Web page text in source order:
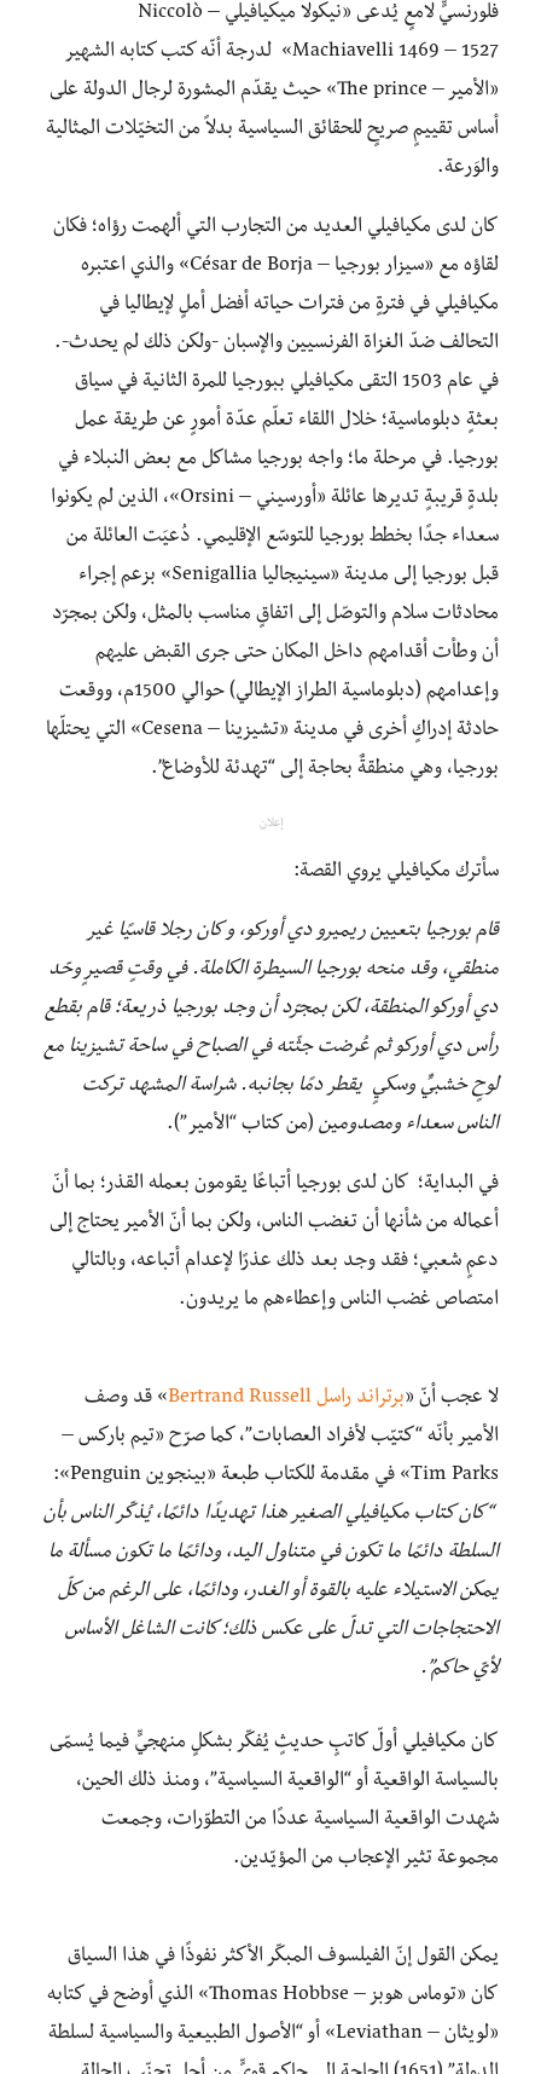
فلورنسيٍّ لامعٍ يُدعى «نيكولا ميكيافيلي – Niccolò
Machiavelli 1469 – 1527» لدرجة أنّه كتب كتابه الشهير
«الأمير – The prince» حيث يقدّم المشورة لرجال الدولة على
أساس تقييمٍ صريحٍ للحقائق السياسية بدلاً من التخيّلات المثالية
والوَرعة.
كان لدى مكيافيلي العديد من التجارب التي ألهمت رؤاه؛ فكان
لقاؤه مع «سيزار بورجيا – César de Borja» والذي اعتبره
مكيافيلي في فترةٍ من فترات حياته أفضل أملٍ لإيطاليا في
التحالف ضدّ الغزاة الفرنسيين والإسبان -ولكن ذلك لم يحدث-.
في عام 1503 التقى مكيافيلي ببورجيا للمرة الثانية في سياق
بعثةٍ دبلوماسية؛ خلال اللقاء تعلّم عدّة أمورٍ عن طريقة عمل
بورجيا. في مرحلة ما؛ واجه بورجيا مشاكل مع بعض النبلاء في
بلدةٍ قريبةٍ تديرها عائلة «أورسيني – Orsini»، الذين لم يكونوا
سعداء جدًا بخطط بورجيا للتوسّع الإقليمي. دُعيَت العائلة من
قبل بورجيا إلى مدينة «سينيجاليا Senigallia» بزعم إجراء
محادثات سلام والتوصّل إلى اتفاقٍ مناسب بالمثل، ولكن بمجرّد
أن وطأت أقدامهم داخل المكان حتى جرى القبض عليهم
وإعدامهم (دبلوماسية الطراز الإيطالي) حوالي 1500م، ووقعت
حادثة إدراكٍ أخرى في مدينة «تشيزينا – Cesena» التي يحتلّها
بورجيا، وهي منطقةٌ بحاجة إلى “تهدئة للأوضاع”.
إعلان
سأترك مكيافيلي يروي القصة:
قام بورجيا بتعيين ريميرو دي أوركو، و كان رجلا قاسيًا غير
منطقي، وقد منحه بورجيا السيطرة الكاملة. في وقتٍ قصيرٍ وحّد
دي أوركو المنطقة، لكن بمجرّد أن وجد بورجيا ذريعة؛ قام بقطع
رأس دي أوركو ثم عُرضت جثّته في الصباح في ساحة تشيزينا مع
لوحٍ خشبيٍّ وسكيٍ يقطر دمًا بجانبه. شراسة المشهد تركت
الناس سعداء ومصدومين (من كتاب “الأمير”).
في البداية؛ كان لدى بورجيا أتباعًا يقومون بعمله القذر؛ بما أنّ
أعماله من شأنها أن تغضب الناس، ولكن بما أنّ الأمير يحتاج إلى
دعمٍ شعبي؛ فقد وجد بعد ذلك عذرًا لإعدام أتباعه، وبالتالي
امتصاص غضب الناس وإعطاءهم ما يريدون.
لا عجب أنّ «برتراند راسل Bertrand Russell
» قد وصف
الأمير بأنّه “كتيّب لأفراد العصابات”، كما صرّح «تيم باركس –
Tim Parks» في مقدمة للكتاب طبعة «بينجوين Penguin»:
“كان كتاب مكيافيلي الصغير هذا تهديدًا دائمًا، يُذكّر الناس بأن
السلطة دائمًا ما تكون في متناول اليد، ودائمًا ما تكون مسألة ما
يمكن الاستيلاء عليه بالقوة أو الغدر، ودائمًا، على الرغم من كلّ
الاحتجاجات التي تدلّ على عكس ذلك؛ كانت الشاغل الأساس
لأيّ حاكم”.
كان مكيافيلي أولّ كاتبٍ حديثٍ يُفكّر بشكلٍ منهجيٍّ فيما يُسمّى
بالسياسة الواقعية أو “الواقعية السياسية”، ومنذ ذلك الحين،
شهدت الواقعية السياسية عددًا من التطوّرات، وجمعت
مجموعة تثير الإعجاب من المؤيّدين.
يمكن القول إنّ الفيلسوف المبكّر الأكثر نفوذًا في هذا السياق
كان «توماس هوبز – Thomas Hobbse» الذي أوضح في كتابه
«لويثان – Leviathan» أو “الأصول الطبيعية والسياسية لسلطة